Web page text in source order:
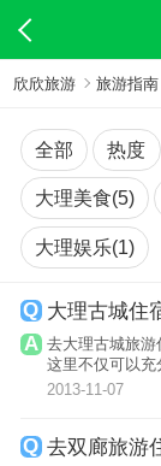
欣欣旅游 旅游指南
全部 热度
大理美食(5)
大理娱乐(1)
大理古城住
去大理古城旅
这里不仅可以
族美食。
2013-11-07
去双廊旅游